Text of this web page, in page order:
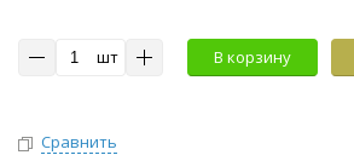
шт В корзину
Сравнить